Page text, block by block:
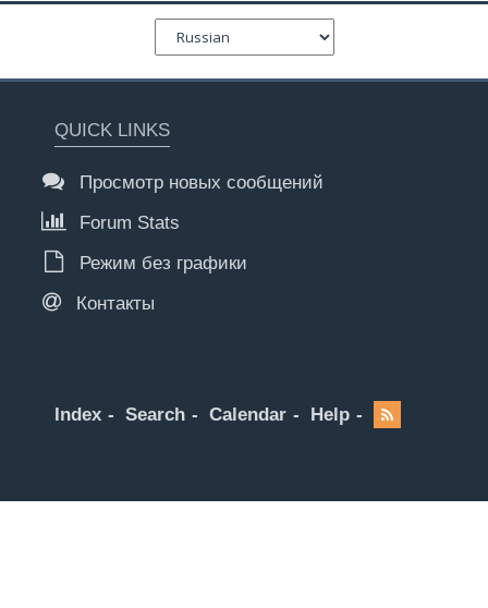
QUICK LINKS
Просмотр новых сообщений
Forum Stats
Режим без графики
Контакты
Index Search Calendar Help